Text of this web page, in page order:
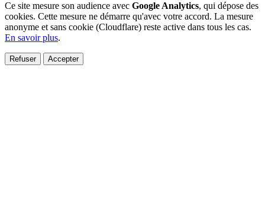
Ce site mesure son audience avec Google Analytics, qui dépose des
cookies. Cette mesure ne démarre qu'avec votre accord. La mesure
anonyme et sans cookie (Cloudflare) reste active dans tous les cas.
En savoir plus.
Refuser Accepter